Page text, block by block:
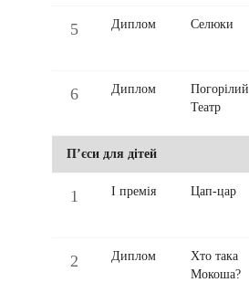
5 Диплом Селюки
6 Диплом
Погорілий
Театр
П’єси для дітей
1 І премія Цап-цар
2 Диплом
Хто така
Мокоша?